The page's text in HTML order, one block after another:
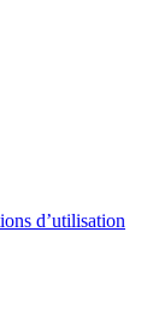
d’utilisation